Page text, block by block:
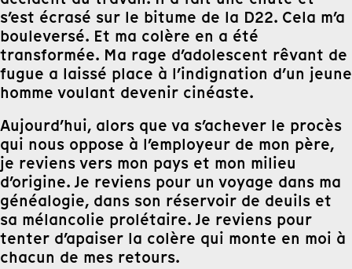
s’est écrasé sur le bitume de la D22. Cela m’a
bouleversé. Et ma colère en a été
transformée. Ma rage d’adolescent rêvant de
fugue a laissé place à l’indignation d’un jeune
homme voulant devenir cinéaste.
Aujourd’hui, alors que va s’achever le procès
qui nous oppose à l’employeur de mon père,
je reviens vers mon pays et mon milieu
d’origine. Je reviens pour un voyage dans ma
généalogie, dans son réservoir de deuils et
sa mélancolie prolétaire. Je reviens pour
tenter d’apaiser la colère qui monte en moi à
chacun de mes retours.